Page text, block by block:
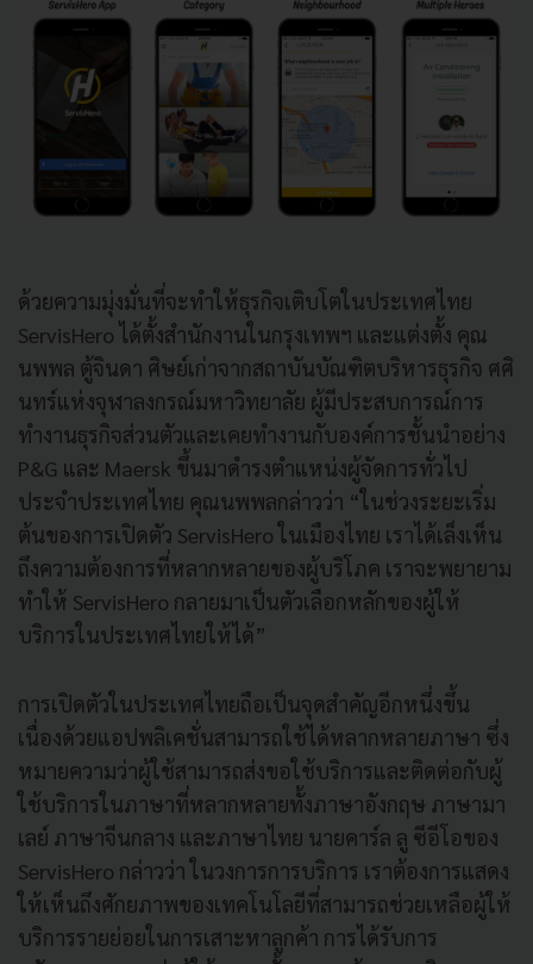
ด้วยความมุ่งมั่นที่จะทำให้ธุรกิจเติบโตในประเทศไทย
ServisHero ได้ตั้งสำนักงานในกรุงเทพฯ และแต่งตั้ง คุณ
นพพล ตู้จินดา ศิษย์เก่าจากสถาบันบัณฑิตบริหารธุรกิจ ศศิ
นทร์แห่งจุฬาลงกรณ์มหาวิทยาลัย ผู้มีประสบการณ์การ
ทำงานธุรกิจส่วนตัวและเคยทำงานกับองค์การชั้นนำอย่าง
P&G และ Maersk ขึ้นมาดำรงตำแหน่งผู้จัดการทั่วไป
ประจำประเทศไทย คุณนพพลกล่าวว่า “ในช่วงระยะเริ่ม
ต้นของการเปิดตัว ServisHero ในเมืองไทย เราได้เล็งเห็น
ถึงความต้องการที่หลากหลายของผู้บริโภค เราจะพยายาม
ทำให้ ServisHero กลายมาเป็นตัวเลือกหลักของผู้ให้
บริการในประเทศไทยให้ได้”
การเปิดตัวในประเทศไทยถือเป็นจุดสำคัญอีกหนึ่งขึ้น
เนื่องด้วยแอปพลิเคชั่นสามารถใช้ได้หลากหลายภาษา ซึ่ง
หมายความว่าผู้ใช้สามารถส่งขอใช้บริการและติดต่อกับผู้
ใช้บริการในภาษาที่หลากหลายทั้งภาษาอังกฤษ ภาษามา
เลย์ ภาษาจีนกลาง และภาษาไทย นายคาร์ล ลู ซีอีโอของ
ServisHero กล่าวว่า ในวงการการบริการ เราต้องการแสดง
ให้เห็นถึงศักยภาพของเทคโนโลยีที่สามารถช่วยเหลือผู้ให้
บริการรายย่อยในการเสาะหาลูกค้า การได้รับการ